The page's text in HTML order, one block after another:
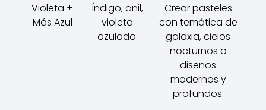
Violeta +
Más Azul
Índigo, añil,
violeta
azulado.
Crear pasteles
con temática de
galaxia, cielos
nocturnos o
diseños
modernos y
profundos.